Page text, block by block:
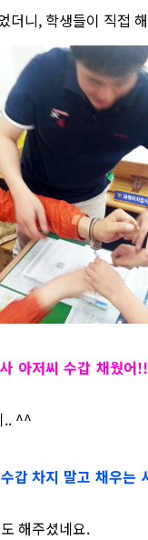
더니, 학생들이 직접
아저씨 수갑 채웠어
.. ^^
갑 차지 말고 채우는
해주셨네요.